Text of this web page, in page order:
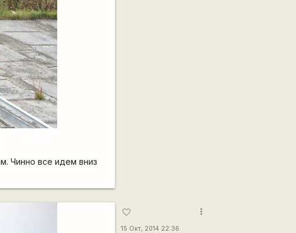
Чинно все идем вниз
favorite_border
15 Окт, 2014 22:36
more_vert